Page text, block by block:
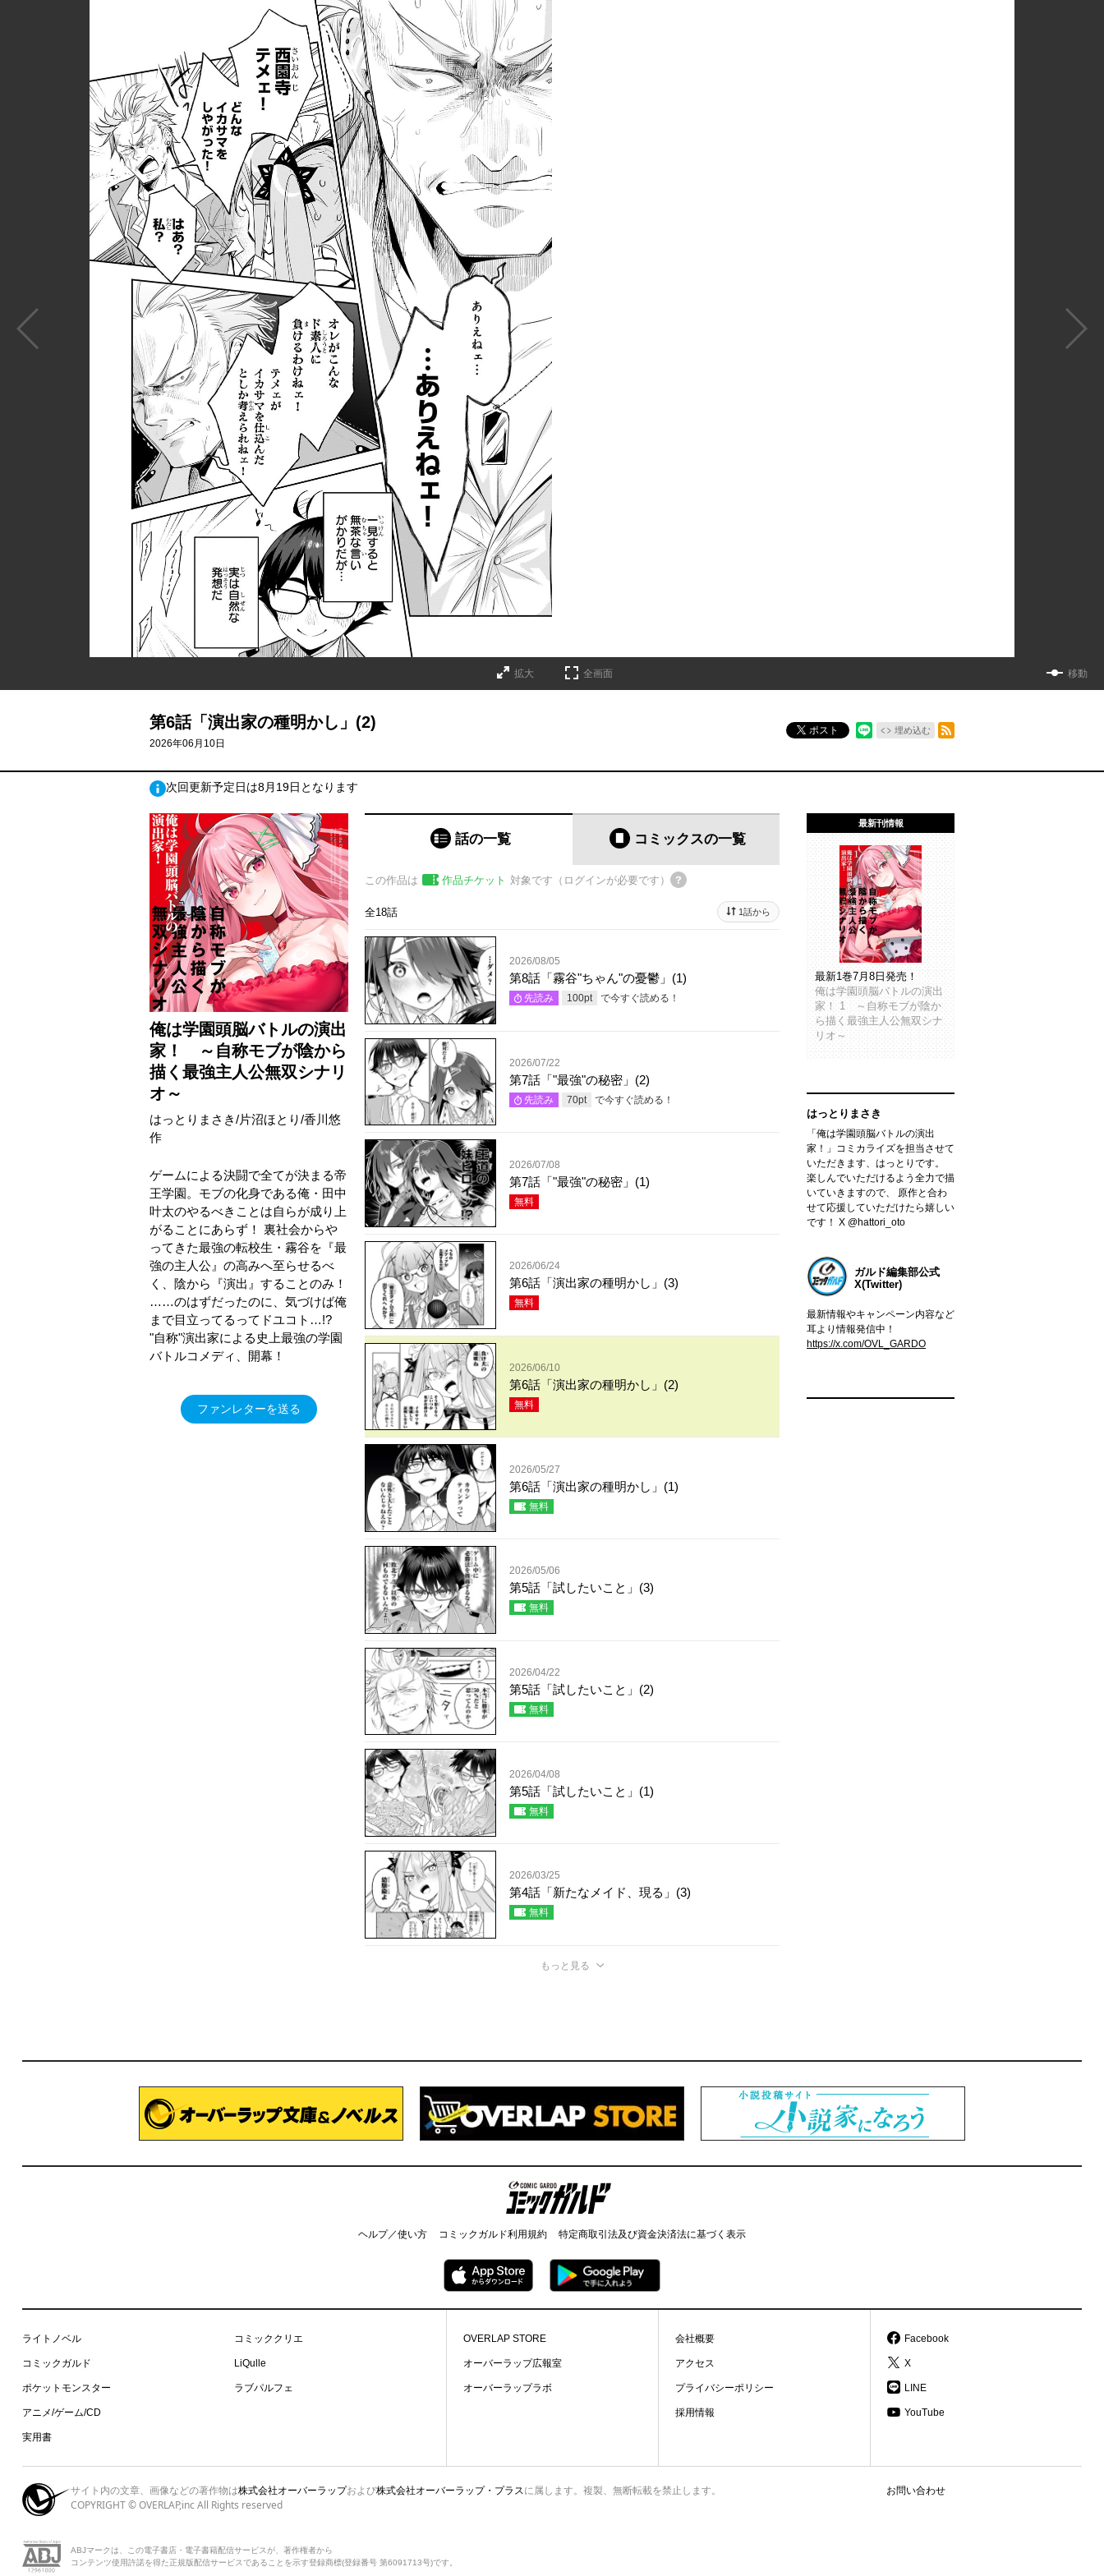
拡大 全画面 移動
第6話「演出家の種明かし」(2)
2026年06月10日
ポスト 埋め込む
次回更新予定日は8月19日となります
俺は学園頭脳バトルの演出
家！ ～自称モブが陰から
描く最強主人公無双シナリ
オ～
はっとりまさき/片沼ほとり/香川悠
作
ゲームによる決闘で全てが決まる帝
王学園。モブの化身である俺・田中
叶太のやるべきことは自らが成り上
がることにあらず！ 裏社会からや
ってきた最強の転校生・霧谷を『最
強の主人公』の高みへ至らせるべ
く、陰から『演出』することのみ！
……のはずだったのに、気づけば俺
まで目立ってるってドユコト…!?
"自称"演出家による史上最強の学園
バトルコメディ、開幕！
ファンレターを送る
話の一覧 コミックスの一覧
この作品は 作品チケット 対象です（ログインが必要です）
全18話 1話から
2026/08/05
第8話「霧谷"ちゃん"の憂鬱」(1)
先読み 100pt で今すぐ読める！
2026/07/22
第7話「"最強"の秘密」(2)
先読み 70pt で今すぐ読める！
2026/07/08
第7話「"最強"の秘密」(1)
無料
2026/06/24
第6話「演出家の種明かし」(3)
無料
2026/06/10
第6話「演出家の種明かし」(2)
無料
2026/05/27
第6話「演出家の種明かし」(1)
無料
2026/05/06
第5話「試したいこと」(3)
無料
2026/04/22
第5話「試したいこと」(2)
無料
2026/04/08
第5話「試したいこと」(1)
無料
2026/03/25
第4話「新たなメイド、現る」(3)
無料
もっと見る
最新刊情報
最新1巻7月8日発売！
俺は学園頭脳バトルの演出
家！ 1 ～自称モブが陰か
ら描く最強主人公無双シナ
リオ～
はっとりまさき
「俺は学園頭脳バトルの演出
家！」コミカライズを担当させて
いただきます、はっとりです。
楽しんでいただけるよう全力で描
いていきますので、 原作と合わ
せて応援していただけたら嬉しい
です！ X @hattori_oto
ガルド編集部公式
X(Twitter)
最新情報やキャンペーン内容など
耳より情報発信中！
https://x.com/OVL_GARDO
コミックガルド
ヘルプ／使い方 コミックガルド利用規約 特定商取引法及び資金決済法に基づく表示
ライトノベル
コミックガルド
ポケットモンスター
アニメ/ゲーム/CD
実用書
コミッククリエ
LiQulle
ラブパルフェ
OVERLAP STORE
オーバーラップ広報室
オーバーラップラボ
会社概要
アクセス
プライバシーポリシー
採用情報
Facebook
X
LINE
YouTube
お問い合わせ
サイト内の文章、画像などの著作物は株式会社オーバーラップおよび株式会社オーバーラップ・プラス に属します。複製、無断転載を禁止します。
COPYRIGHT © OVERLAP,inc All Rights reserved
ABJマークは、この電子書店・電子書籍配信サービスが、著作権者から
コンテンツ使用許諾を得た正規版配信サービスであることを示す登録商標(登録番号 第6091713号)です。